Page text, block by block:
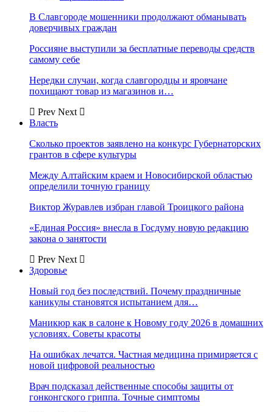
В Славгороде мошенники продолжают обманывать
доверчивых граждан
Россияне выступили за бесплатные переводы средств
самому себе
Нередки случаи, когда славгородцы и яровчане
похищают товар из магазинов и…
Prev Next
Власть
Сколько проектов заявлено на конкурс Губернаторских
грантов в сфере культуры
Между Алтайским краем и Новосибирской областью
определили точную границу
Виктор Журавлев избран главой Троицкого района
«Единая Россия» внесла в Госдуму новую редакцию
закона о занятости
Prev Next
Здоровье
Новый год без последствий. Почему праздничные
каникулы становятся испытанием для…
Маникюр как в салоне к Новому году 2026 в домашних
условиях. Советы красоты
На ошибках лечатся. Частная медицина примиряется с
новой цифровой реальностью
Врач подсказал действенные способы защиты от
гонконгского гриппа. Точные симптомы